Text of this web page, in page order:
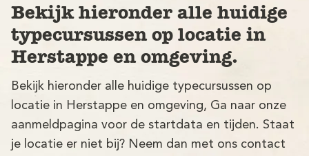
Bekijk hieronder alle huidige
typecursussen op locatie in
Herstappe en omgeving.
Bekijk hieronder alle huidige typecursussen op
locatie in Herstappe en omgeving, Ga naar onze
aanmeldpagina voor de startdata en tijden. Staat
je locatie er niet bij? Neem dan met ons contact